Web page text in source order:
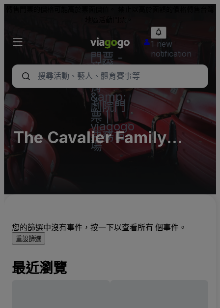
門票 -
音樂
會、體
育
&amp;
劇院門
票 |
viagogo
票務市
場
1 new
notification
The Cavalier Family
Skating Centers USA,
(InActive)
您的篩選中沒有事件，按一下以查看所有 個事件。
重設篩選
最近瀏覽